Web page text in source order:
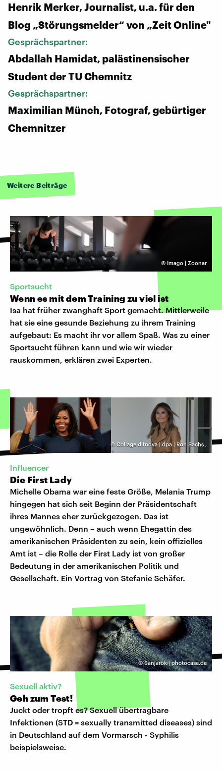
Henrik Merker, Journalist, u.a. für den
Blog „Störungsmelder“ von „Zeit Online"
Gesprächspartner:
Abdallah Hamidat, palästinensischer
Student der TU Chemnitz
Gesprächspartner:
Maximilian Münch, Fotograf, gebürtiger
Chemnitzer
Weitere Beiträge
© Imago | Zoonar
Sportsucht
Wenn es mit dem Training zu viel ist
Isa hat früher zwanghaft Sport gemacht. Mittlerweile
hat sie eine gesunde Beziehung zu ihrem Training
aufgebaut: Es macht ihr vor allem Spaß. Was zu einer
Sportsucht führen kann und wie wir wieder
rauskommen, erklären zwei Experten.
© Collage dlfnova | dpa | Ron Sachs ,
Influencer
Die First Lady
Michelle Obama war eine feste Größe, Melania Trump
hingegen hat sich seit Beginn der Präsidentschaft
ihres Mannes eher zurückgezogen. Das ist
ungewöhnlich. Denn – auch wenn Ehegattin des
amerikanischen Präsidenten zu sein, kein offizielles
Amt ist – die Rolle der First Lady ist von großer
Bedeutung in der amerikanischen Politik und
Gesellschaft. Ein Vortrag von Stefanie Schäfer.
©Sanjarok | photocase.de
Sexuell aktiv?
Geh zum Test!
Juckt oder tropft es? Sexuell übertragbare
Infektionen (STD = sexually transmitted diseases) sind
in Deutschland auf dem Vormarsch - Syphilis
beispielsweise.